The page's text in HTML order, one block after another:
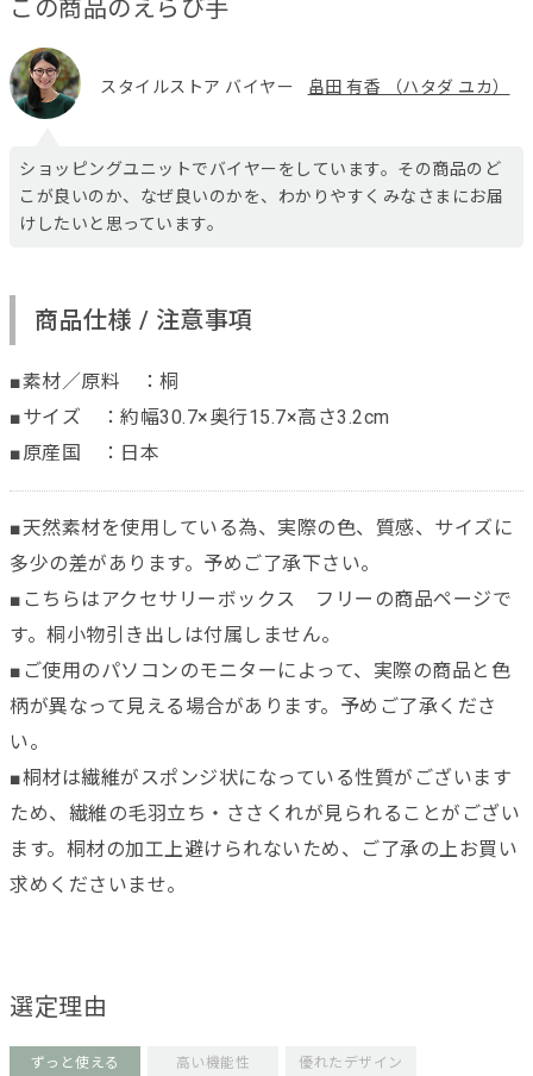
この商品のえらび手
スタイルストア バイヤー 畠田 有香 （ハタダ ユカ）
ショッピングユニットでバイヤーをしています。その商品のど
こが良いのか、なぜ良いのかを、わかりやすくみなさまにお届
けしたいと思っています。
商品仕様 / 注意事項
■素材／原料 ：桐
■サイズ ：約幅30.7×奥行15.7×高さ3.2cm
■原産国 ：日本
■天然素材を使用している為、実際の色、質感、サイズに
多少の差があります。予めご了承下さい。
■こちらはアクセサリーボックス フリーの商品ページで
す。桐小物引き出しは付属しません。
■ご使用のパソコンのモニターによって、実際の商品と色
柄が異なって見える場合があります。予めご了承くださ
い。
■桐材は繊維がスポンジ状になっている性質がございます
ため、繊維の毛羽立ち・ささくれが見られることがござい
ます。桐材の加工上避けられないため、ご了承の上お買い
求めくださいませ。
選定理由
ずっと使える 高い機能性 優れたデザイン